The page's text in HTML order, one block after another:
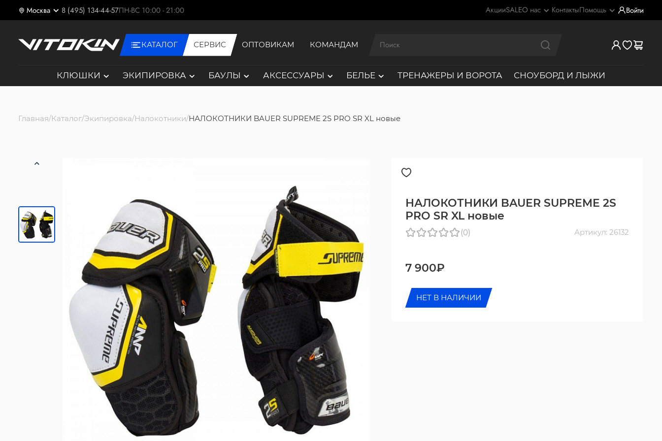
Москва 8 (495) 134-44-57ПН-ВС 10:00 - 21:00 АкцииSALEО нас КонтактыПомощь Войти
КАТАЛОГ СЕРВИС ОПТОВИКАМ КОМАНДАМ
КЛЮШКИ ЭКИПИРОВКА БАУЛЫ АКСЕССУАРЫ БЕЛЬЕ ТРЕНАЖЕРЫ И ВОРОТА СНОУБОРД И ЛЫЖИ
Главная Каталог Экипировка Налокотники НАЛОКОТНИКИ BAUER SUPREME 2S PRO SR XL новые
НАЛОКОТНИКИ BAUER SUPREME 2S
PRO SR XL новые
(0) Артикул: 26132
7 900₽
НЕТ В НАЛИЧИИ